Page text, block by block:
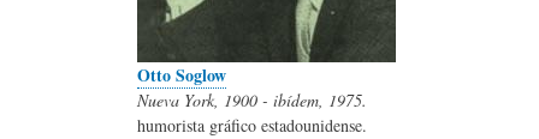
Otto Soglow
Nueva York, 1900 - ibídem, 1975.
humorista gráfico estadounidense.